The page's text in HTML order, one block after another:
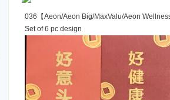
036【Aeon/Aeon Big/MaxValu/Aeon
Set of 6 pc design